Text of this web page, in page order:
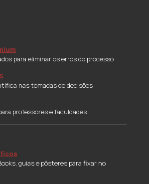
para eliminar os erros do processo
nas tomadas de decisões
professores e faculdades
guias e pôsteres para fixar no